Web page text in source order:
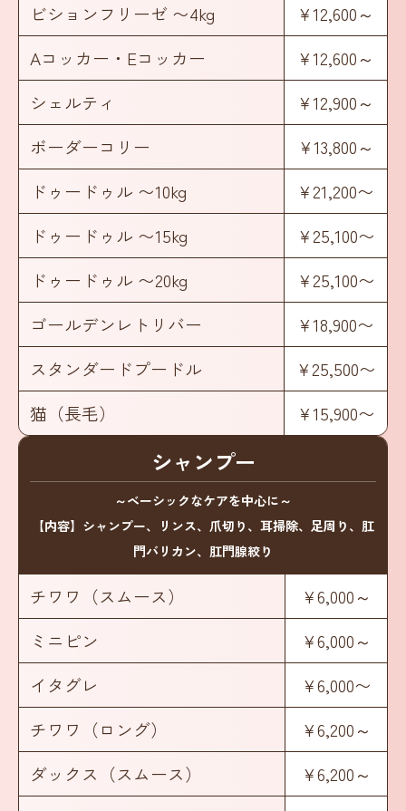
ビションフリーゼ 〜4kg
¥12,600～
Aコッカー・Eコッカー
¥12,600～
シェルティ
¥12,900～
ボーダーコリー
¥13,800～
ドゥードゥル 〜10kg
¥21,200〜
ドゥードゥル 〜15kg
¥25,100〜
ドゥードゥル 〜20kg
¥25,100〜
ゴールデンレトリバー
¥18,900〜
スタンダードプードル
¥25,500〜
猫（長毛）
¥15,900〜
シャンプー
～ベーシックなケアを中心に～
【内容】シャンプー、リンス、爪切り、耳掃除、足周り、肛
門バリカン、肛門腺絞り
チワワ（スムース）
¥6,000～
ミニピン
¥6,000～
イタグレ
¥6,000〜
チワワ（ロング）
¥6,200～
ダックス（スムース）
¥6,200～